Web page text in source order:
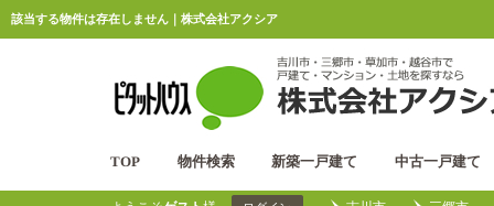
該当する物件は存在しません｜株式会社アクシア
TOP 物件検索 新築一戸建て 中古一戸建て